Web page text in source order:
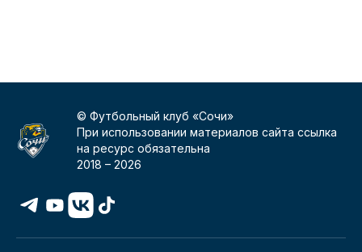
© Футбольный клуб «Сочи»
При использовании материалов сайта ссылка
на ресурс обязательна
2018 –2026